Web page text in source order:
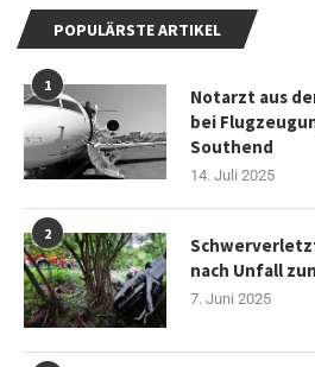
POPULÄRSTE ARTIKEL
1
Notarzt aus
bei
Southend
14. Juli 2025
2
nach Unfall
7. Juni 2025